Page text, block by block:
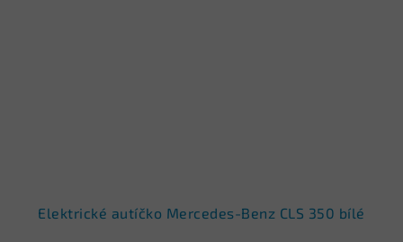
Elektrické autíčko Mercedes-Benz CLS 350 bílé